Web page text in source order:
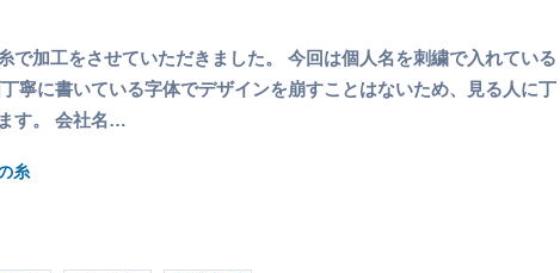
で加工をさせていただきました。 今回は個人名を刺繍で入れている
寧に書いている字体でデザインを崩すことはないため、見る人に丁
す。 会社名…
糸